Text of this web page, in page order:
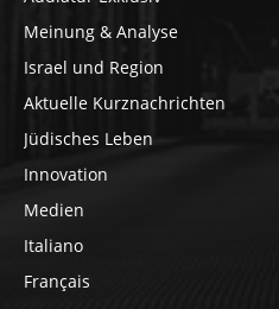
Meinung & Analyse
Israel und Region
Aktuelle Kurznachrichten
Jüdisches Leben
Innovation
Medien
Italiano
Français